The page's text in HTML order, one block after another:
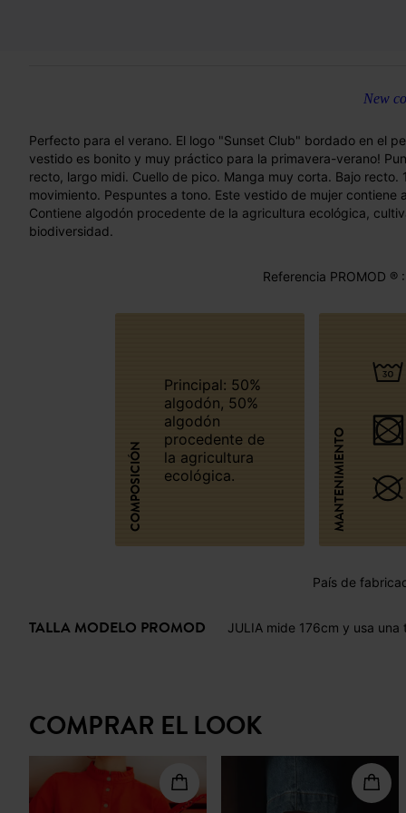
New
Perfecto para el verano. El logo "Sunset Club" bordado en el
vestido es bonito y muy práctico para la primavera-verano!
recto, largo midi. Cuello de pico. Manga muy corta. Bajo
movimiento. Pespuntes a tono. Este vestido de mujer
Contiene algodón procedente de la agricultura ecológica,
biodiversidad.
Referencia PROMOD
COMPOSICIÓN
Principal: 50%
algodón, 50%
algodón
procedente de
la agricultura
ecológica.
MANTENIMIENTO
País de
TALLA MODELO PROMOD JULIA mide 176cm y usa una
COMPRAR EL LOOK